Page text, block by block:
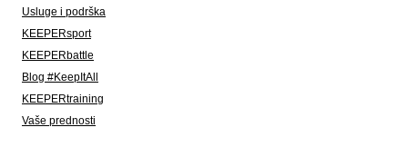
Usluge i podrška
KEEPERsport
KEEPERbattle
Blog #KeepItAll
KEEPERtraining
Vaše prednosti